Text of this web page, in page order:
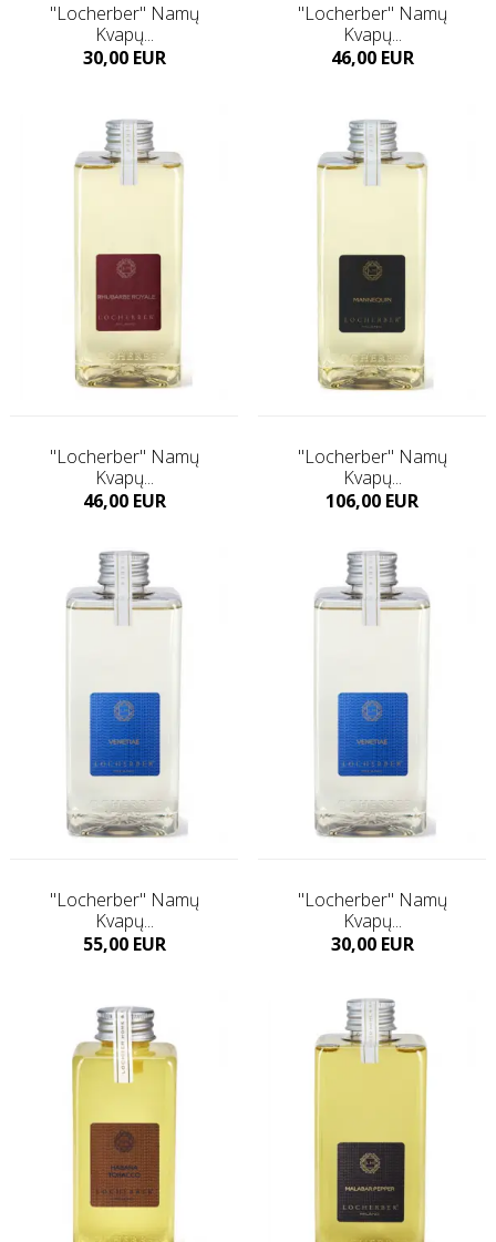
"Locherber" Namų
Kvapų...
Kaina
30,00 EUR
Į KREPŠELĮ
"Locherber" Namų
Kvapų...
Kaina
46,00 EUR
Į KREPŠELĮ
"Locherber" Namų
Kvapų...
Kaina
46,00 EUR
Į KREPŠELĮ
"Locherber" Namų
Kvapų...
Kaina
106,00 EUR
Į KREPŠELĮ
"Locherber" Namų
Kvapų...
Kaina
55,00 EUR
Į KREPŠELĮ
"Locherber" Namų
Kvapų...
Kaina
30,00 EUR
Į KREPŠELĮ